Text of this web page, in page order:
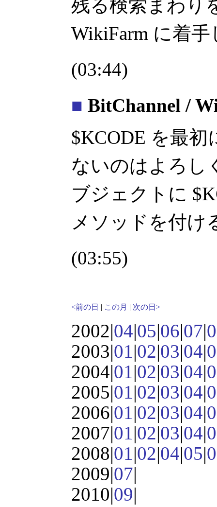
残る検索まわり
WikiFarm に着
(03:44)
■ BitChannel /
$KCODE を最
ないのはよろし
ブジェクトに
メソッドを付け
(03:55)
<前の日 | この月 | 次の日>
2002|04|05|06|07|
2003|01|02|03|04|
2004|01|02|03|04|
2005|01|02|03|04|
2006|01|02|03|04|
2007|01|02|03|04|
2008|01|02|04|05|
2009|07|
2010|09|